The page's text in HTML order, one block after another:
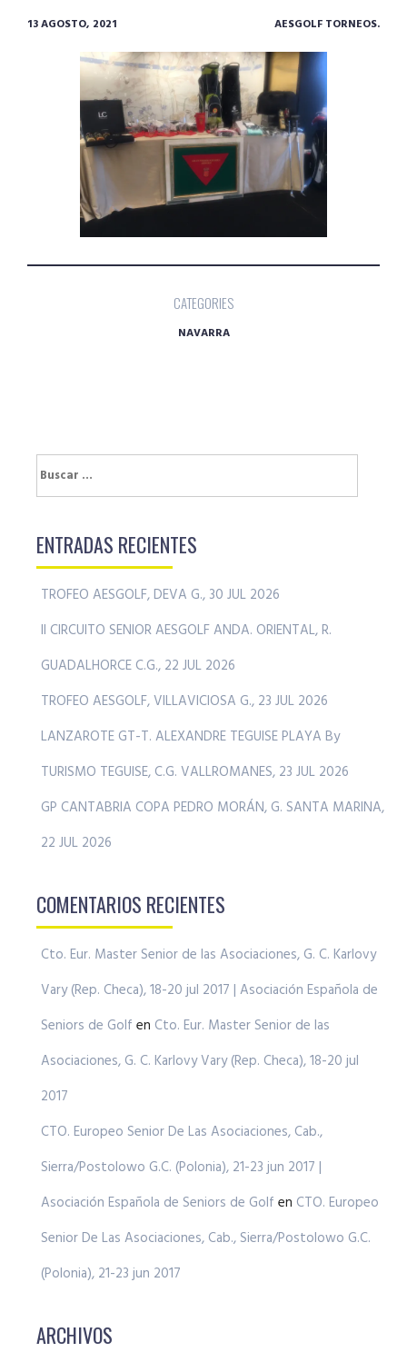
13 AGOSTO, 2021 AESGOLF TORNEOS.
CATEGORIES
NAVARRA
Buscar:
ENTRADAS RECIENTES
TROFEO AESGOLF, DEVA G., 30 JUL 2026
II CIRCUITO SENIOR AESGOLF ANDA. ORIENTAL, R.
GUADALHORCE C.G., 22 JUL 2026
TROFEO AESGOLF, VILLAVICIOSA G., 23 JUL 2026
LANZAROTE GT-T. ALEXANDRE TEGUISE PLAYA By
TURISMO TEGUISE, C.G. VALLROMANES, 23 JUL 2026
GP CANTABRIA COPA PEDRO MORÁN, G. SANTA MARINA,
22 JUL 2026
COMENTARIOS RECIENTES
Cto. Eur. Master Senior de las Asociaciones, G. C. Karlovy
Vary (Rep. Checa), 18-20 jul 2017 | Asociación Española de
Seniors de Golf en Cto. Eur. Master Senior de las
Asociaciones, G. C. Karlovy Vary (Rep. Checa), 18-20 jul
2017
CTO. Europeo Senior De Las Asociaciones, Cab.,
Sierra/Postolowo G.C. (Polonia), 21-23 jun 2017 |
Asociación Española de Seniors de Golf en CTO. Europeo
Senior De Las Asociaciones, Cab., Sierra/Postolowo G.C.
(Polonia), 21-23 jun 2017
ARCHIVOS